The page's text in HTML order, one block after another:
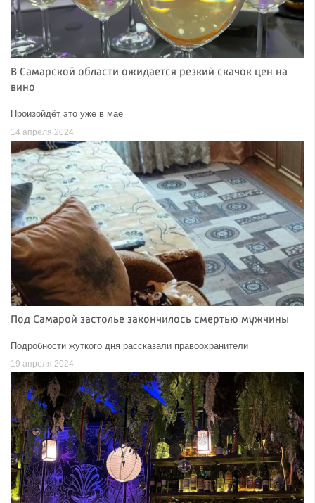
В Самарской области ожидается резкий скачок цен на
вино
Произойдёт это уже в мае
14 апреля 2024
Под Самарой застолье закончилось смертью мужчины
Подробности жуткого дня рассказали правоохранители
19 апреля 2024